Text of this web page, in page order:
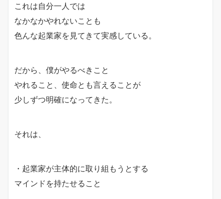
これは自分一人では
なかなかやれないことも
色んな起業家を見てきて実感している。
だから、僕がやるべきこと
やれること、使命とも言えることが
少しずつ明確になってきた。
それは、
・起業家が主体的に取り組もうとする
マインドを持たせること